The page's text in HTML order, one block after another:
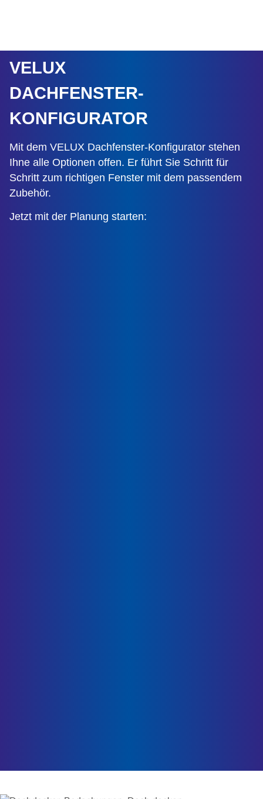
VELUX
DACHFENSTER-
KONFIGURATOR
Mit dem VELUX Dachfenster-Konfigurator stehen
Ihne alle Optionen offen. Er führt Sie Schritt für
Schritt zum richtigen Fenster mit dem passendem
Zubehör.
Jetzt mit der Planung starten: